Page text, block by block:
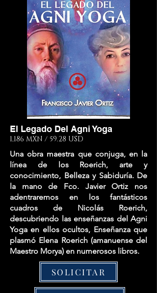
El Legado Del Agni Yoga
1,186 MXN / 59.28 USD
Una obra maestra que conjuga, en la
línea de los Roerich, arte y
conocimiento, Belleza y Sabiduría. De
la mano de Fco. Javier Ortiz nos
adentraremos en los fantásticos
cuadros de Nicolás Roerich,
descubriendo las enseñanzas del Agni
Yoga en ellos ocultos, Enseñanza que
plasmó Elena Roerich (amanuense del
Maestro Morya) en numerosos libros.
SOLICITAR